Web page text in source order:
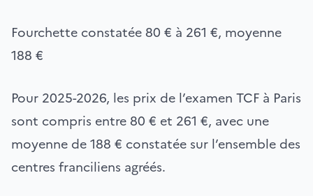
Fourchette constatée 80 € à 261 €, moyenne
188 €
Pour 2025-2026, les prix de l’examen TCF à Paris
sont compris entre 80 € et 261 €, avec une
moyenne de 188 € constatée sur l’ensemble des
centres franciliens agréés.